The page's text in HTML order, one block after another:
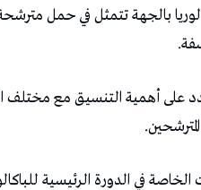
بالجهة تتمثل في حمل
على أهمية التنسيق مع مختلف